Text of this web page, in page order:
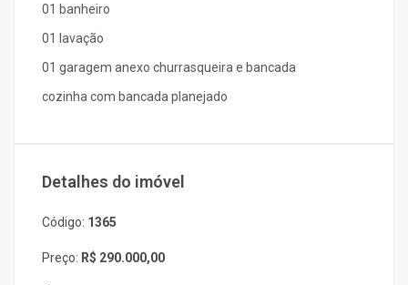
01 banheiro
01 lavação
01 garagem anexo churrasqueira e bancada
cozinha com bancada planejado
Detalhes do imóvel
Código: 1365
Preço: R$ 290.000,00